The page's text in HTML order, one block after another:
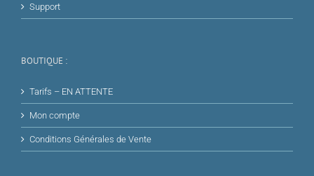
Support
BOUTIQUE :
Tarifs – EN ATTENTE
Mon compte
Conditions Générales de Vente